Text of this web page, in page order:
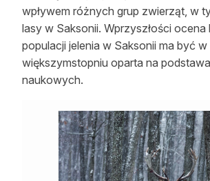
wpływem różnych grup zwierząt, w
lasy w Saksonii. Wprzyszłości ocena
populacji jelenia w Saksonii ma być w
większymstopniu oparta na
naukowych.